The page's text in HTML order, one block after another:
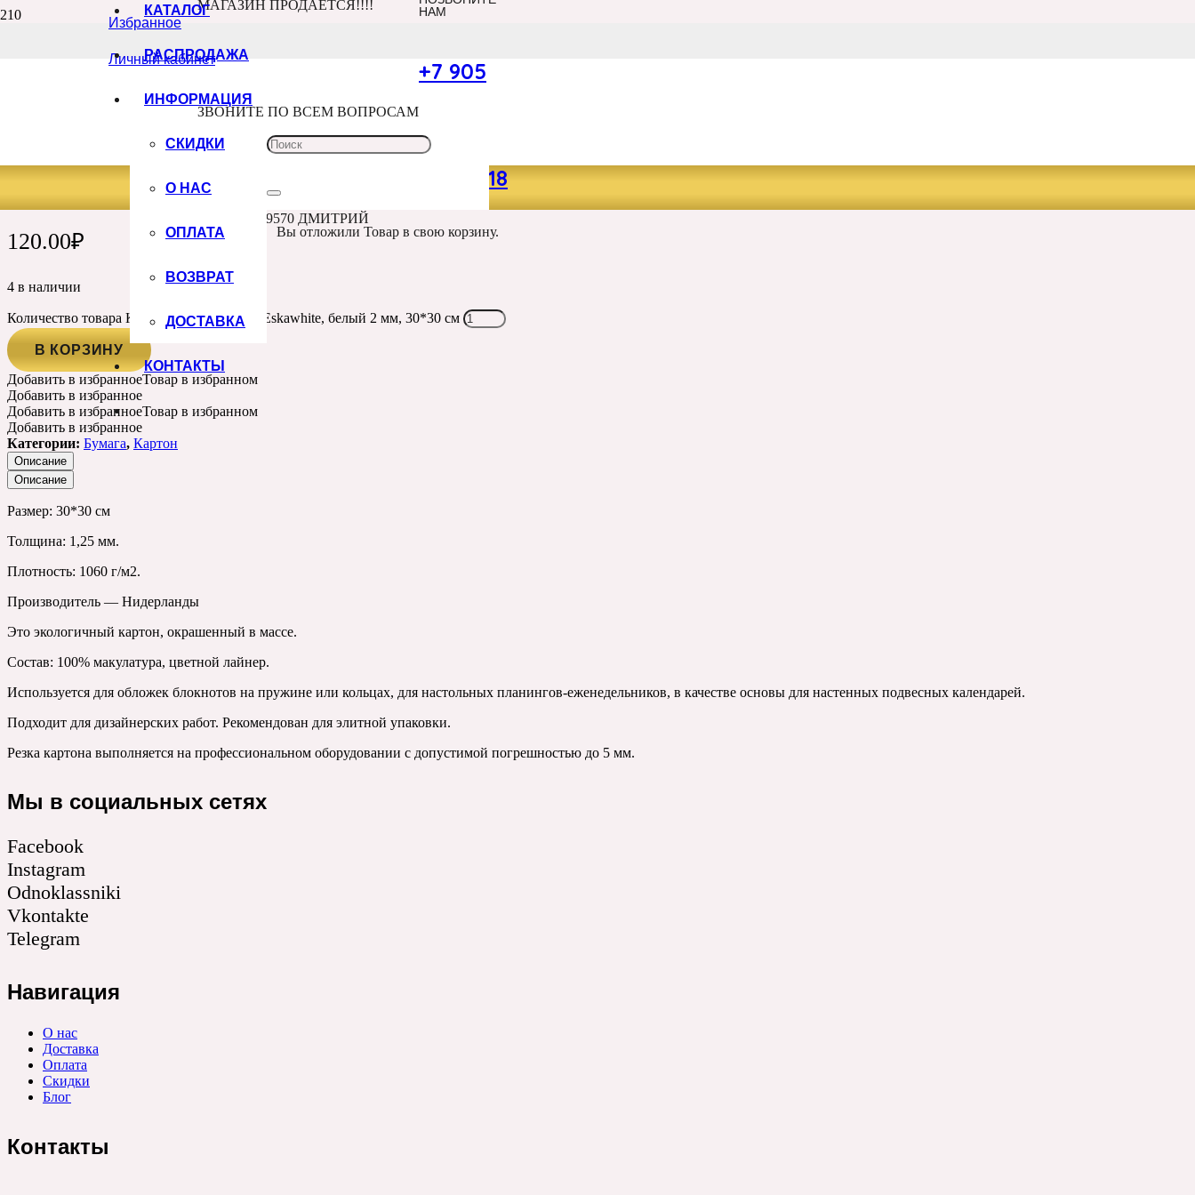
Избранное
Личный кабинет
МАГАЗИН ПРОДАЁТСЯ!!!!
ЗВОНИТЕ ПО ВСЕМ ВОПРОСАМ
+7 960 100 9570 ДМИТРИЙ
НАМ
+7 905
049 13 18
КАТАЛОГ
РАСПРОДАЖА
ИНФОРМАЦИЯ
СКИДКИ
О НАС
ОПЛАТА
ВОЗВРАТ
ДОСТАВКА
КОНТАКТЫ
Вы отложилиТовар в свою корзину.
Картон дизайнерский Eskawhite, белый 2 мм, 30*30 см
КАРТОН ДИЗАЙНЕРСКИЙ ESKAWHITE, БЕЛЫЙ 2
ММ, 30*30 СМ
120.00₽
4 в наличии
Количество товара Картон дизайнерский Eskawhite, белый 2 мм, 30*30 см
В КОРЗИНУ
Добавить в избранноеТовар в избранном
Добавить в избранное
Добавить в избранноеТовар в избранном
Добавить в избранное
Категории: Бумага, Картон
Описание
Описание
Размер: 30*30 см
Толщина: 1,25 мм.
Плотность: 1060 г/м2.
Производитель — Нидерланды
Это экологичный картон, окрашенный в массе.
Состав: 100% макулатура, цветной лайнер.
Используется для обложек блокнотов на пружине или кольцах, для настольных планингов-еженедельников, в качестве основы для настенных подвесных календарей.
Подходит для дизайнерских работ. Рекомендован для элитной упаковки.
Резка картона выполняется на профессиональном оборудовании с допустимой погрешностью до 5 мм.
Мы в социальных сетях
Facebook
Instagram
Odnoklassniki
Vkontakte
Telegram
Навигация
О нас
Доставка
Оплата
Скидки
Блог
Контакты